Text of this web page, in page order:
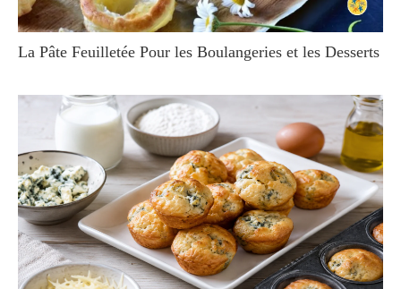
La Pâte Feuilletée Pour les Boulangeries et les Desserts